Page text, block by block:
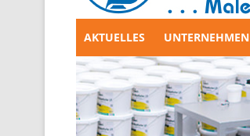
Zum
Inhalt
springen
AKTUELLES UNTERNEHMEN